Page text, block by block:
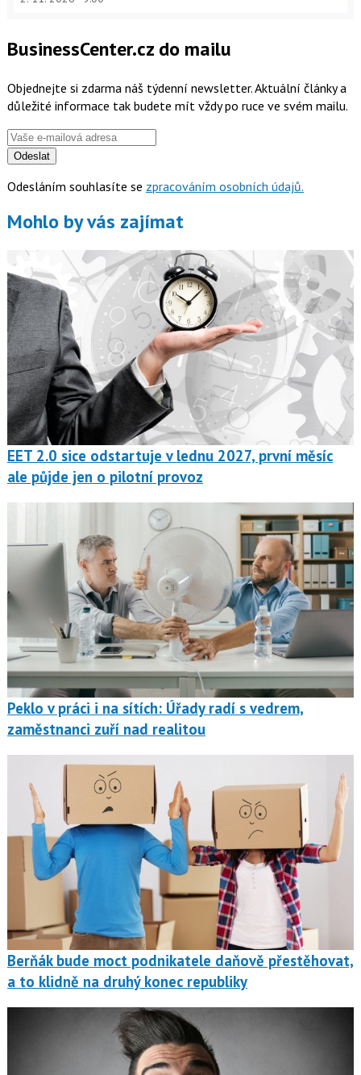
BusinessCenter.cz do mailu
Objednejte si zdarma náš týdenní newsletter. Aktuální články a
důležité informace tak budete mít vždy po ruce ve svém mailu.
Odeslat
Odesláním souhlasíte se zpracováním osobních údajů.
Mohlo by vás zajímat
EET 2.0 sice odstartuje v lednu 2027, první měsíc
ale půjde jen o pilotní provoz
Peklo v práci i na sítích: Úřady radí s vedrem,
zaměstnanci zuří nad realitou
Berňák bude moct podnikatele daňově přestěhovat,
a to klidně na druhý konec republiky